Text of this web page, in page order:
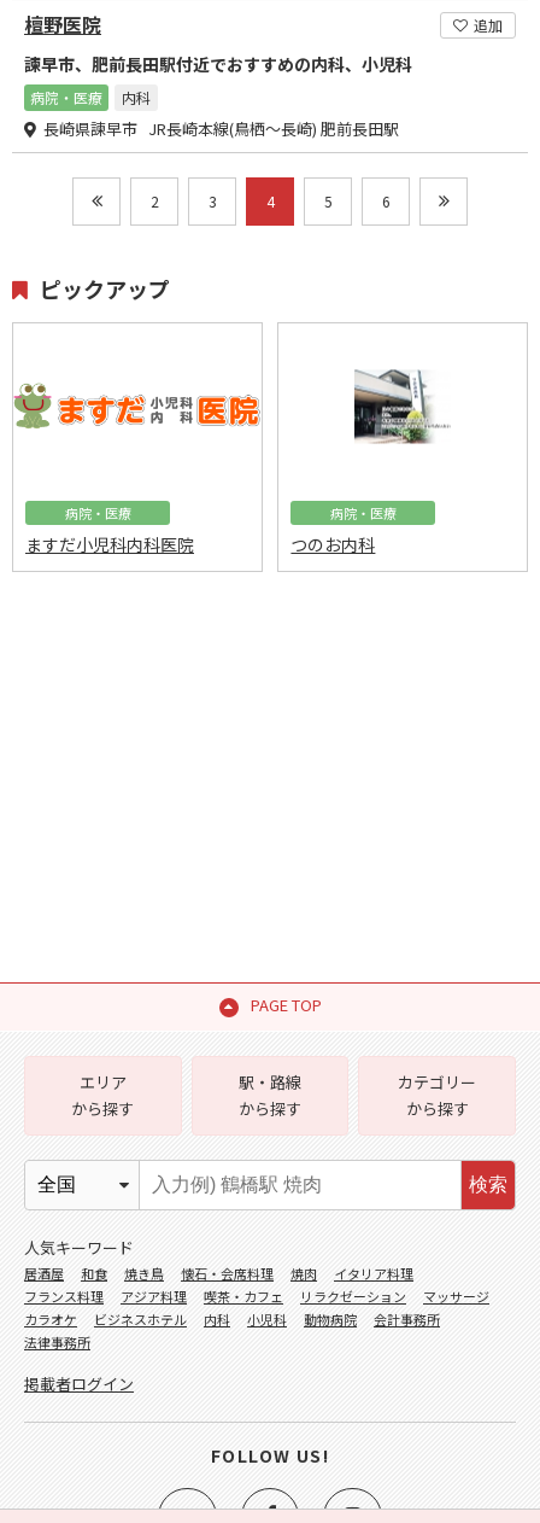
檀野医院 追加
諫早市、肥前長田駅付近でおすすめの内科、小児科
病院・医療 内科
長崎県諫早市 JR長崎本線(鳥栖～長崎) 肥前長田駅
2 3 4 5 6
ピックアップ
病院・医療
ますだ小児科内科医院
病院・医療
つのお内科
PAGE TOP
エリア
から探す
駅・路線
から探す
カテゴリー
から探す
検索
人気キーワード
居酒屋 和食 焼き鳥 懐石・会席料理 焼肉
イタリア料理
フランス料理
アジア料理 喫茶・カフェ リラクゼーション
マッサージ
カラオケ
ビジネスホテル 内科 小児科 動物病院
会計事務所
法律事務所
掲載者ログイン
FOLLOW US!